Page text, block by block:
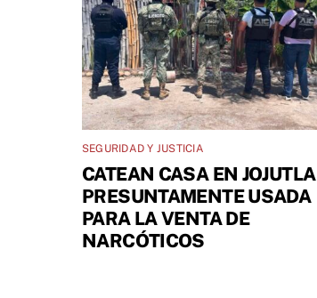
SEGURIDAD Y JUSTICIA
CATEAN CASA EN JOJUTLA
PRESUNTAMENTE USADA
PARA LA VENTA DE
NARCÓTICOS